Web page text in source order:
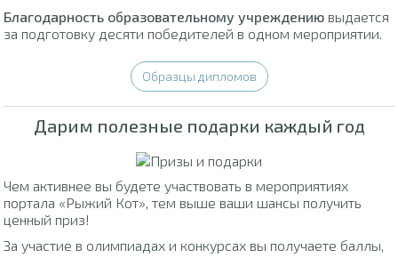
Благодарность образовательному учреждению выдается
за подготовку десяти победителей в одном мероприятии.
Образцы дипломов
Дарим полезные подарки каждый год
Чем активнее вы будете участвовать в мероприятиях
портала «Рыжий Кот», тем выше ваши шансы получить
ценный приз!
За участие в олимпиадах и конкурсах вы получаете баллы,